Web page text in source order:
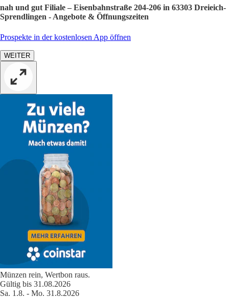
nah und gut Filiale – Eisenbahnstraße 204-206 in 63303 Dreieich-
Sprendlingen - Angebote & Öffnungszeiten
Prospekte in der kostenlosen App öffnen
WEITER
Münzen rein, Wertbon raus.
Gültig bis 31.08.2026
Sa. 1.8. - Mo. 31.8.2026